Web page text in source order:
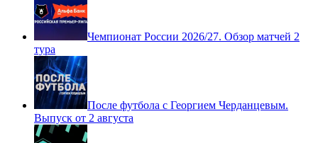
Чемпионат России 2026/27. Обзор матчей 2
тура
После футбола с Георгием Черданцевым.
Выпуск от 2 августа